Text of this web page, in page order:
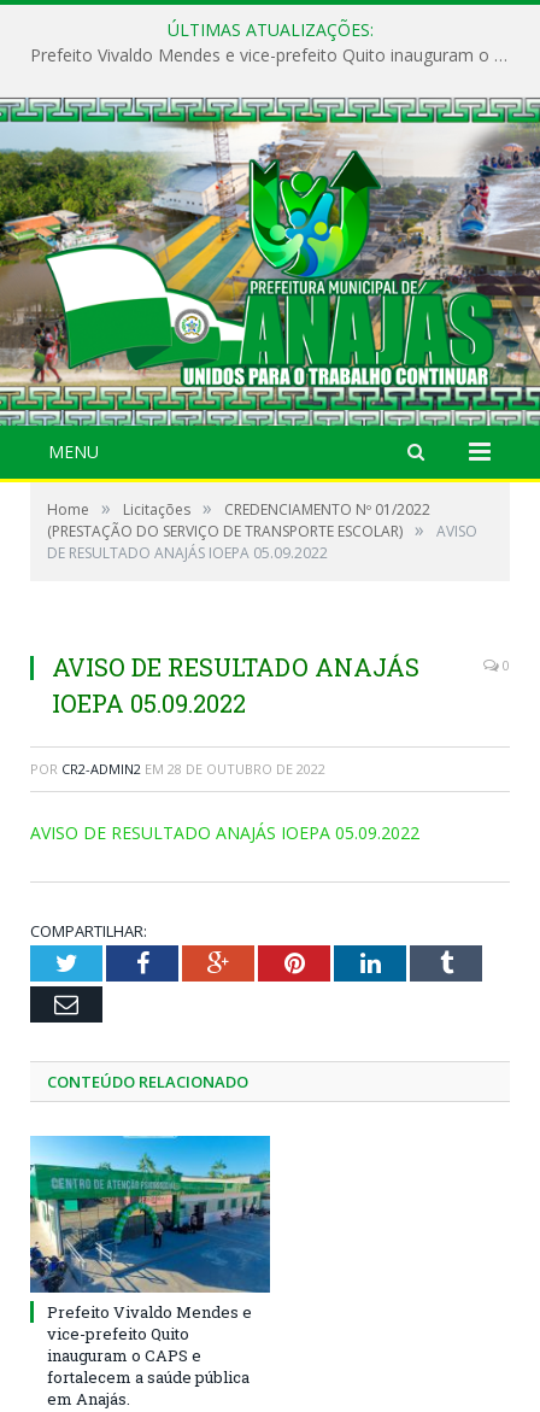
ÚLTIMAS ATUALIZAÇÕES:
Prefeito Vivaldo Mendes e vice-prefeito Quito inauguram o CAPS e fortalecem a saúde pública em Anajás.
MENU
Home » Licitações »
CREDENCIAMENTO Nº 01/2022
(PRESTAÇÃO DO SERVIÇO DE TRANSPORTE ESCOLAR) »
AVISO
DE RESULTADO ANAJÁS IOEPA 05.09.2022
AVISO DE RESULTADO ANAJÁS
IOEPA 05.09.2022
0
POR CR2-ADMIN2 EM 28 DE OUTUBRO DE 2022
AVISO DE RESULTADO ANAJÁS IOEPA 05.09.2022
COMPARTILHAR:
TwitterFacebookGoogle+PinterestLinkedInTumblr
Email
CONTEÚDO RELACIONADO
Prefeito Vivaldo Mendes e
vice-prefeito Quito
inauguram o CAPS e
fortalecem a saúde pública
em Anajás.